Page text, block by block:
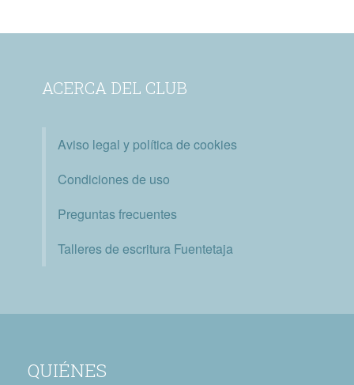
ACERCA DEL CLUB
Aviso legal y política de cookies
Condiciones de uso
Preguntas frecuentes
Talleres de escritura Fuentetaja
QUIÉNES